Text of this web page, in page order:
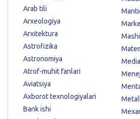
Arab tili
Arxeologiya
Arxitektura
Astrofizika
Astronomiya
Atrof-muhit fanlari
Aviatsiya
Axborot texnologiyalari
Bank ishi
Media